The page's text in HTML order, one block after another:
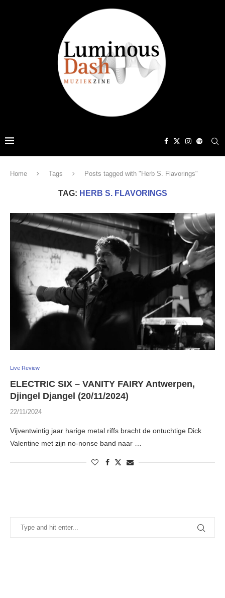
Home Tags Posts tagged with "Herb S. Flavorings"
TAG: HERB S. FLAVORINGS
Live Review
ELECTRIC SIX – VANITY FAIRY Antwerpen,
Djingel Djangel (20/11/2024)
22/11/2024
Vijventwintig jaar harige metal riffs bracht de ontuchtige Dick
Valentine met zijn no-nonse band naar …